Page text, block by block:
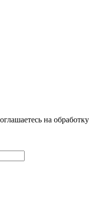
на обработку